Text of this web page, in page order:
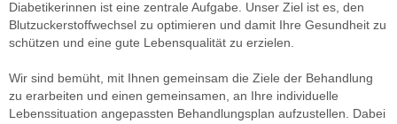
Diabetikerinnen ist eine zentrale Aufgabe. Unser Ziel ist es, den
Blutzuckerstoffwechsel zu optimieren und damit Ihre Gesundheit zu
schützen und eine gute Lebensqualität zu erzielen.
Wir sind bemüht, mit Ihnen gemeinsam die Ziele der Behandlung
zu erarbeiten und einen gemeinsamen, an Ihre individuelle
Lebenssituation angepassten Behandlungsplan aufzustellen. Dabei